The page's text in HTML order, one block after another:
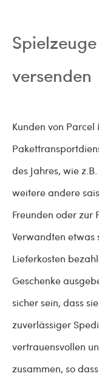
versenden
Kunden von
des Jahres, wie
weitere andere
Freunden oder zur
Verwandten etwas
Lieferkosten
Geschenke
sicher sein, dass
zuverlässiger
vertrauensvollen
zusammen, so